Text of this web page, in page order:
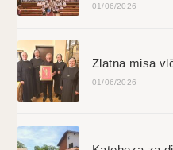
01/06/2026
Zlatna misa
01/06/2026